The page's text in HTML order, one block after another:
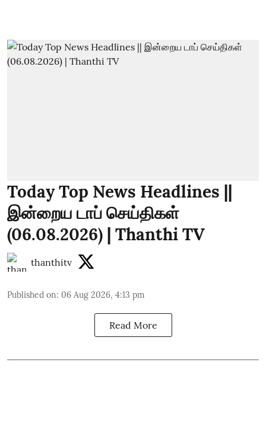
Today Top News Headlines ||
இன்றைய டாப் செய்திகள்
(06.08.2026) | Thanthi TV
thanthitv
Published on: 06 Aug 2026, 4:13 pm
Read More